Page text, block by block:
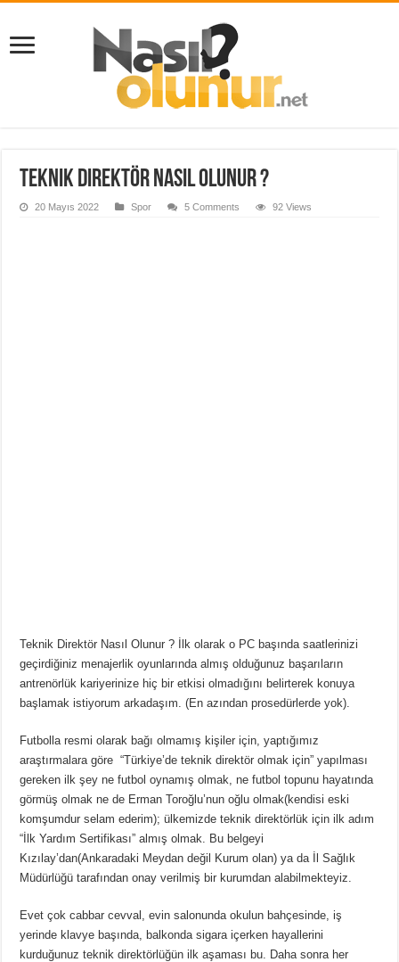
Teknik Direktör Nasıl Olunur ?
20 Mayıs 2022 Spor 5 Comments 92 Views
Teknik Direktör Nasıl Olunur ? İlk olarak o PC başında saatlerinizi
geçirdiğiniz menajerlik oyunlarında almış olduğunuz başarıların
antrenörlük kariyerinize hiç bir etkisi olmadığını belirterek konuya
başlamak istiyorum arkadaşım. (En azından prosedürlerde yok).
Futbolla resmi olarak bağı olmamış kişiler için, yaptığımız
araştırmalara göre “Türkiye’de teknik direktör olmak için” yapılması
gereken ilk şey ne futbol oynamış olmak, ne futbol topunu hayatında
görmüş olmak ne de Erman Toroğlu’nun oğlu olmak(kendisi eski
komşumdur selam ederim); ülkemizde teknik direktörlük için ilk adım
“İlk Yardım Sertifikası” almış olmak. Bu belgeyi
Kızılay’dan(Ankaradaki Meydan değil Kurum olan) ya da İl Sağlık
Müdürlüğü tarafından onay verilmiş bir kurumdan alabilmekteyiz.
Evet çok cabbar cevval, evin salonunda okulun bahçesinde, iş
yerinde klavye başında, balkonda sigara içerken hayallerini
kurduğunuz teknik direktörlüğün ilk aşaması bu. Daha sonra her